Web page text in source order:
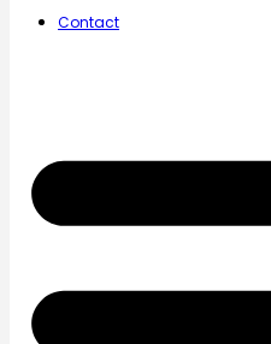
Contact